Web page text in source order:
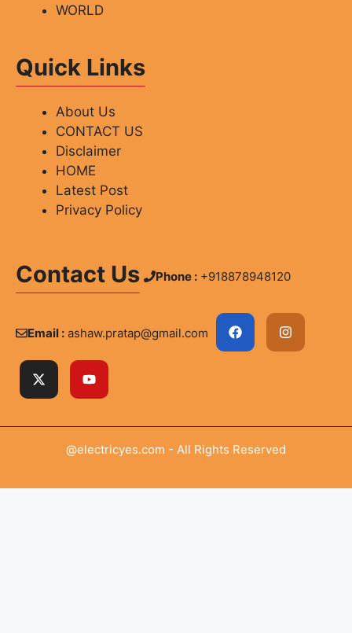
WORLD
Quick Links
About Us
CONTACT US
Disclaimer
HOME
Latest Post
Privacy Policy
Contact Us Phone : +918878948120
Email : ashaw.pratap@gmail.com
@electricyes.com - All Rights Reserved